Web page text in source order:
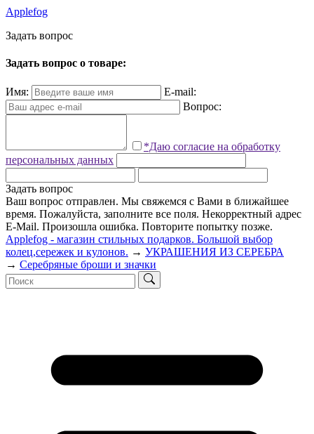
Applefog
Задать вопрос
Задать вопрос о товаре:
Имя:
E-mail:
Вопрос:
*Даю согласие на обработку
персональных данных
Задать вопрос
Ваш вопрос отправлен. Мы свяжемся с Вами в ближайшее
время. Пожалуйста, заполните все поля. Некорректный адрес
E-Mail. Произошла ошибка. Повторите попытку позже.
Applefog - магазин стильных подарков. Большой выбор
колец,сережек и кулонов. → УКРАШЕНИЯ ИЗ СЕРЕБРА
→ Серебряные броши и значки